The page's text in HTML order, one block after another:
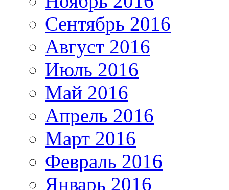
Сентябрь 2016
Август 2016
Июль 2016
Май 2016
Апрель 2016
Март 2016
Февраль 2016
Январь 2016